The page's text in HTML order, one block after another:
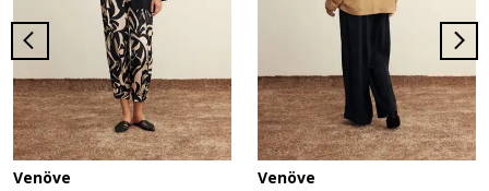
Venöve Venöve